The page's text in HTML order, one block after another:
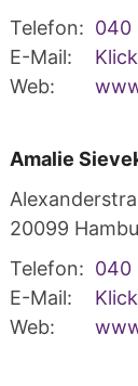
Telefon: 040
E-Mail:
Web:
Amalie
20099
Telefon: 040
E-Mail:
Web: